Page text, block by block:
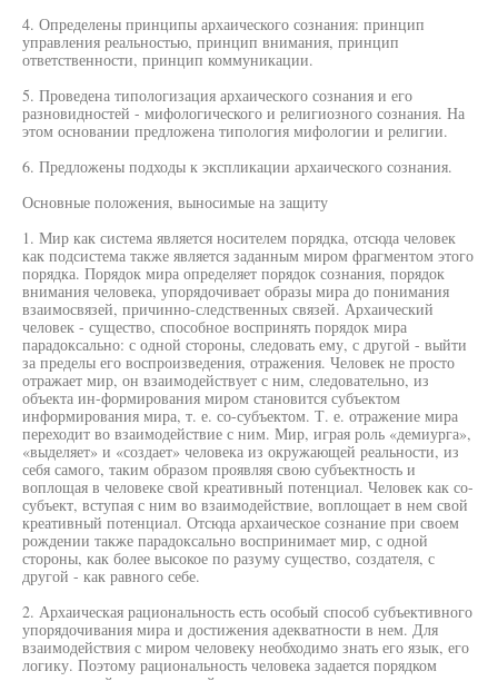
4. Определены принципы архаического сознания: принцип
управления реальностью, принцип внимания, принцип
ответственности, принцип коммуникации.
5. Проведена типологизация архаического сознания и его
разновидностей - мифологического и религиозного сознания. На
этом основании предложена типология мифологии и религии.
6. Предложены подходы к экспликации архаического сознания.
Основные положения, выносимые на защиту
1. Мир как система является носителем порядка, отсюда человек
как подсистема также является заданным миром фрагментом этого
порядка. Порядок мира определяет порядок сознания, порядок
внимания человека, упорядочивает образы мира до понимания
взаимосвязей, причинно-следственных связей. Архаический
человек - существо, способное воспринять порядок мира
парадоксально: с одной стороны, следовать ему, с другой - выйти
за пределы его воспроизведения, отражения. Человек не просто
отражает мир, он взаимодействует с ним, следовательно, из
объекта ин-формирования миром становится субъектом
информирования мира, т. е. со-субъектом. Т. е. отражение мира
переходит во взаимодействие с ним. Мир, играя роль «демиурга»,
«выделяет» и «создает» человека из окружающей реальности, из
себя самого, таким образом проявляя свою субъектность и
воплощая в человеке свой креативный потенциал. Человек как со-
субъект, вступая с ним во взаимодействие, воплощает в нем свой
креативный потенциал. Отсюда архаическое сознание при своем
рождении также парадоксально воспринимает мир, с одной
стороны, как более высокое по разуму существо, создателя, с
другой - как равного себе.
2. Архаическая рациональность есть особый способ субъективного
упорядочивания мира и достижения адекватности в нем. Для
взаимодействия с миром человеку необходимо знать его язык, его
логику. Поэтому рациональность человека задается порядком